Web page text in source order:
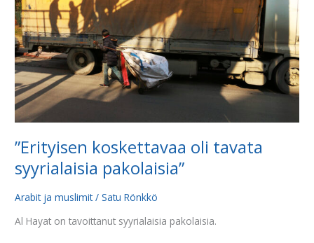
”Erityisen koskettavaa oli tavata
syyrialaisia pakolaisia”
Arabit ja muslimit/Satu Rönkkö
Al Hayat on tavoittanut syyrialaisia pakolaisia.
syyrialaisia
pakolaisia”